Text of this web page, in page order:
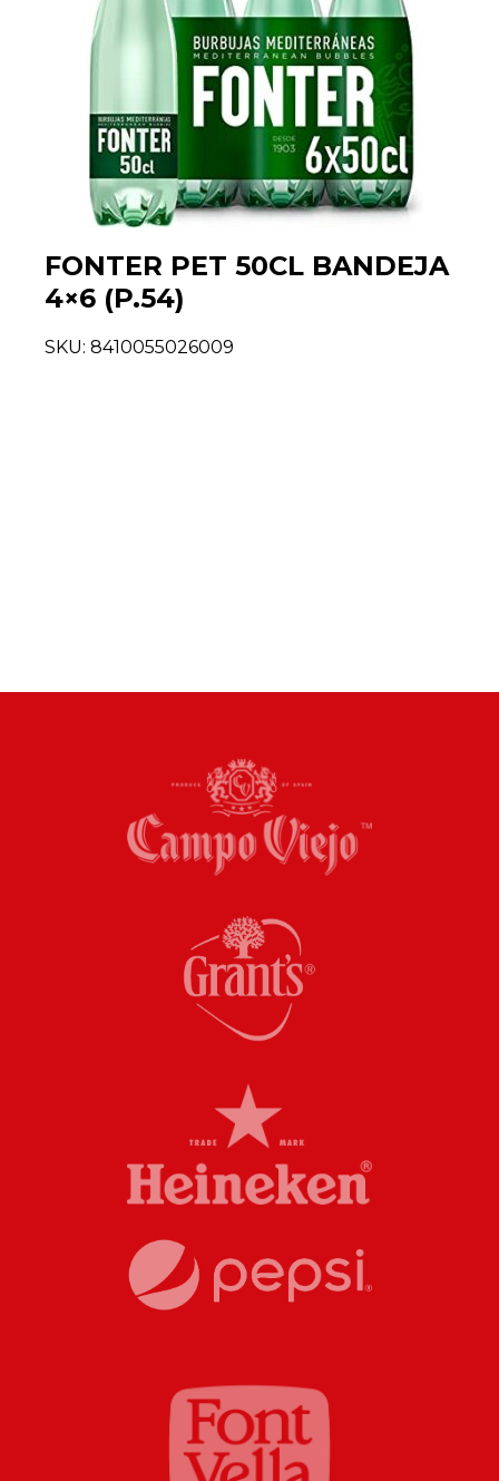
FONTER PET 50CL BANDEJA
4×6 (P.54)
SKU: 8410055026009